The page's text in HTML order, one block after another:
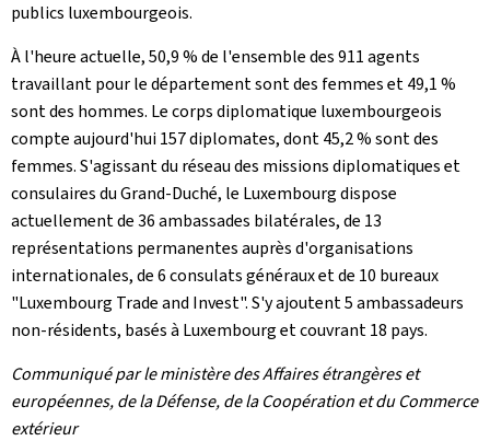
publics luxembourgeois.
À l'heure actuelle, 50,9 % de l'ensemble des 911 agents
travaillant pour le département sont des femmes et 49,1 %
sont des hommes. Le corps diplomatique luxembourgeois
compte aujourd'hui 157 diplomates, dont 45,2 % sont des
femmes. S'agissant du réseau des missions diplomatiques et
consulaires du Grand-Duché, le Luxembourg dispose
actuellement de 36 ambassades bilatérales, de 13
représentations permanentes auprès d'organisations
internationales, de 6 consulats généraux et de 10 bureaux
"Luxembourg Trade and Invest". S'y ajoutent 5 ambassadeurs
non-résidents, basés à Luxembourg et couvrant 18 pays.
Communiqué par le ministère des Affaires étrangères et
européennes, de la Défense, de la Coopération et du Commerce
extérieur